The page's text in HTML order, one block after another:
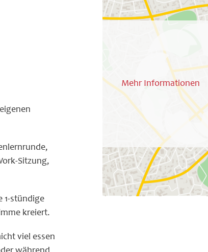
Sitzung,
1-stündige
kreiert.
viel essen
Mehr Informationen